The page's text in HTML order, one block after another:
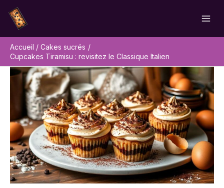
contenu
Accueil
Cakes sucrés
Cupcakes Tiramisu : revisitez le Classique Italien
Rechercher